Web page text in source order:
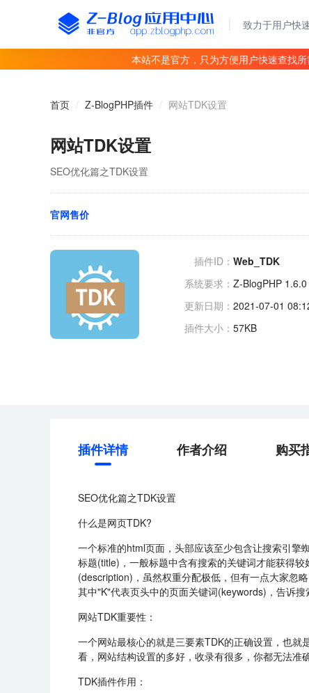
致力于用户快
本站不是官方，只为方便用户快速查找
首页 / Z-BlogPHP插件 / 网站TDK设置
网站TDK设置
SEO优化篇之TDK设置
官网售价
插件ID： Web_TDK
系统要求： Z-BlogPHP
更新日期： 2021-07-01
插件大小： 57KB
插件详情 作者介绍 购买
SEO优化篇之TDK设置
什么是网页TDK?
一个标准的html页面，头部应该至少包含让搜索引
标题(title)，一般标题中含有搜索的关键词才能获得
(description)，虽然权重分配极低，但有一点大家忽
其中"K"代表页头中的页面关键词(keywords)，告诉搜
网站TDK重要性：
一个网站最核心的就是三要素TDK的正确设置，也
看，网站结构设置的多好，收录有很多，你都无法准
TDK插件作用：